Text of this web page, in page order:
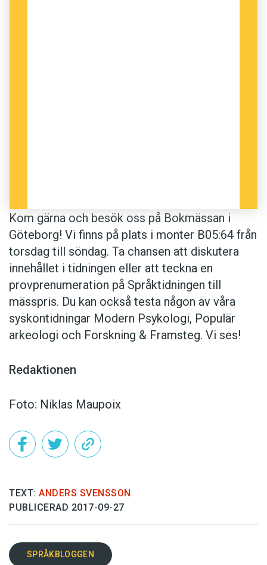
Kom gärna och besök oss på Bokmässan i
Göteborg! Vi finns på plats i monter B05:64 från
torsdag till söndag. Ta chansen att diskutera
innehållet i tidningen eller att teckna en
provprenumeration på Språktidningen till
mässpris. Du kan också testa någon av våra
syskontidningar Modern Psykologi, Populär
arkeologi och Forskning & Framsteg. Vi ses!
Redaktionen
Foto: Niklas Maupoix
TEXT: ANDERS SVENSSON
PUBLICERAD 2017-09-27
SPRÅKBLOGGEN